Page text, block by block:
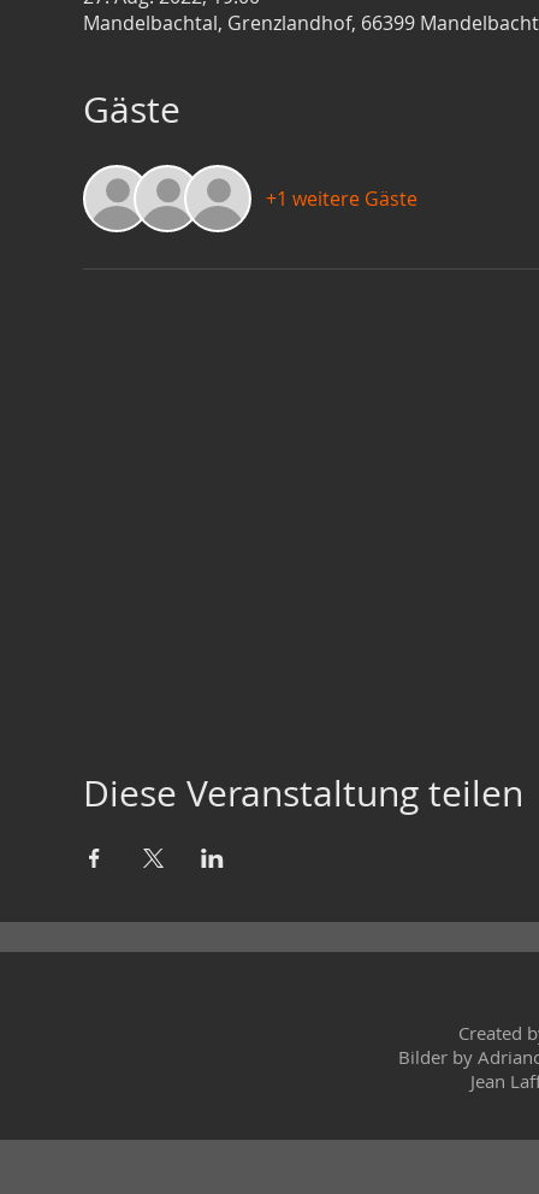
Mandelbachtal, Grenzlandhof, 66399
Gäste
+1 weitere Gäste
Diese Veranstaltung teilen
Created
Bilder by
Jean